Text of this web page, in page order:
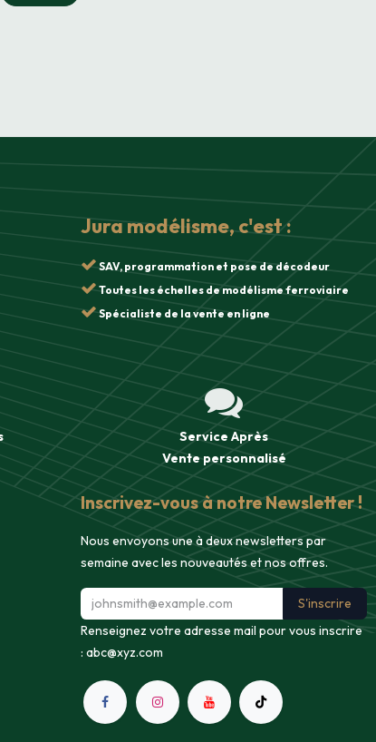
Service Après
Ventepersonnalisé
Inscrivez-vous à notre Newsletter !
Nous envoyons une à deux newsletters par
semaine avec les nouveautés et nos offres.
S'inscrire
Renseignez votre adresse mail pour vous inscrire
: abc@xyz.com
Jura modélisme, c'est :
SAV, programmation et pose de décodeur
Toutes les échelles de modélisme ferroviaire
Spécialiste de la vente en ligne